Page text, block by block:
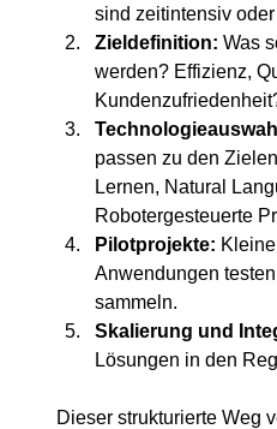
sind zeitintensiv
Zieldefinition: Was
werden? Effizienz,
passen zu den
Lernen, Natural
Robotergesteuerte
Pilotprojekte:
Anwendungen
sammeln.
Skalierung und
Lösungen in den
Dieser strukturierte Weg